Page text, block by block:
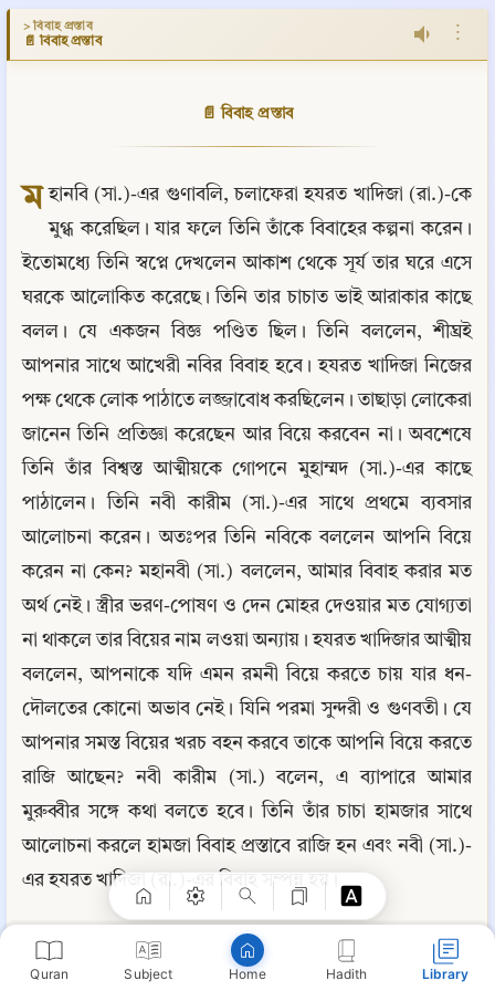
Quran Subject Home Hadith Library
> বিবাহ প্রস্তাব
📄 বিবাহ প্রস্তাব ⋮
📄 বিবাহ প্রস্তাব
ম হানবি (সা.)-এর গুণাবলি, চলাফেরা হযরত খাদিজা (রা.)-কে
মুগ্ধ করেছিল। যার ফলে তিনি তাঁকে বিবাহের কল্পনা করেন।
ইতোমধ্যে তিনি স্বপ্নে দেখলেন আকাশ থেকে সূর্য তার ঘরে এসে
ঘরকে আলোকিত করেছে। তিনি তার চাচাত ভাই আরাকার কাছে
বলল। যে একজন বিজ্ঞ পণ্ডিত ছিল। তিনি বললেন, শীঘ্রই
আপনার সাথে আখেরী নবির বিবাহ হবে। হযরত খাদিজা নিজের
পক্ষ থেকে লোক পাঠাতে লজ্জাবোধ করছিলেন। তাছাড়া লোকেরা
জানেন তিনি প্রতিজ্ঞা করেছেন আর বিয়ে করবেন না। অবশেষে
তিনি তাঁর বিশ্বস্ত আত্মীয়কে গোপনে মুহাম্মদ (সা.)-এর কাছে
পাঠালেন। তিনি নবী কারীম (সা.)-এর সাথে প্রথমে ব্যবসার
আলোচনা করেন। অতঃপর তিনি নবিকে বললেন আপনি বিয়ে
করেন না কেন? মহানবী (সা.) বললেন, আমার বিবাহ করার মত
অর্থ নেই। স্ত্রীর ভরণ-পোষণ ও দেন মোহর দেওয়ার মত যোগ্যতা
না থাকলে তার বিয়ের নাম লওয়া অন্যায়। হযরত খাদিজার আত্মীয়
বললেন, আপনাকে যদি এমন রমনী বিয়ে করতে চায় যার ধন-
দৌলতের কোনো অভাব নেই। যিনি পরমা সুন্দরী ও গুণবতী। যে
আপনার সমস্ত বিয়ের খরচ বহন করবে তাকে আপনি বিয়ে করতে
রাজি আছেন? নবী কারীম (সা.) বলেন, এ ব্যাপারে আমার
মুরুব্বীর সঙ্গে কথা বলতে হবে। তিনি তাঁর চাচা হামজার সাথে
আলোচনা করলে হামজা বিবাহ প্রস্তাবে রাজি হন এবং নবী (সা.)-
এর হযরত খাদিজা (রা.)-এর বিবাহ সম্পন্ন হয়।
Copy